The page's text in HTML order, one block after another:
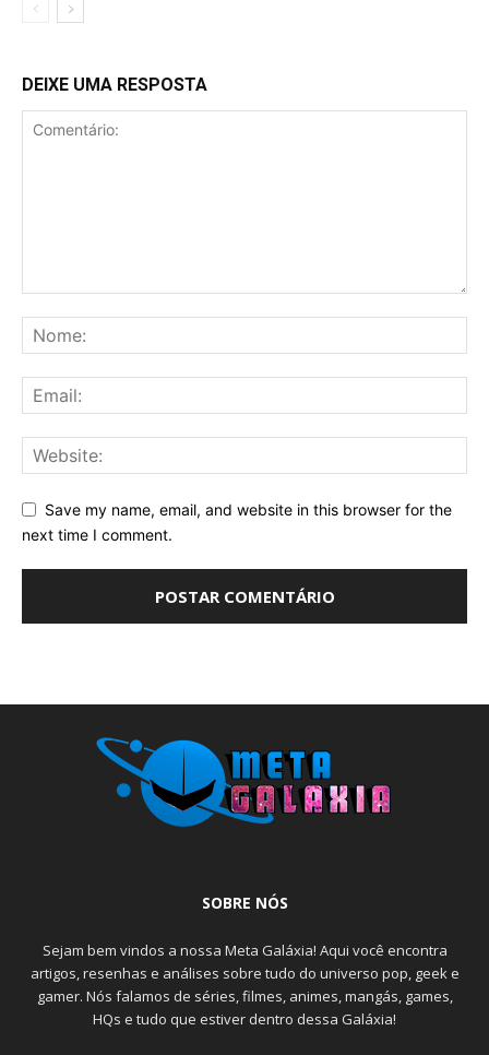
DEIXE UMA RESPOSTA
Save my name, email, and website in this browser for the
next time I comment.
SOBRE NÓS
Sejam bem vindos a nossa Meta Galáxia! Aqui você encontra
artigos, resenhas e análises sobre tudo do universo pop, geek e
gamer. Nós falamos de séries, filmes, animes, mangás, games,
HQs e tudo que estiver dentro dessa Galáxia!